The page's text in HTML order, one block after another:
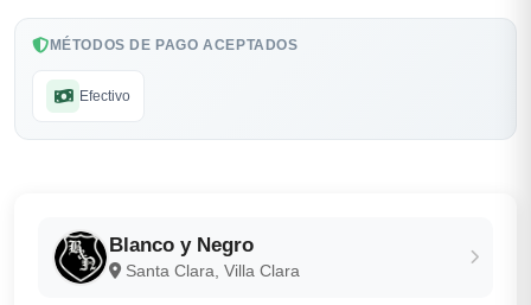
MÉTODOS DE PAGO ACEPTADOS
Efectivo
Blanco y Negro
Santa Clara, Villa Clara